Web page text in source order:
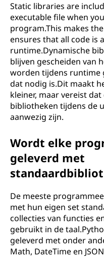
Static libraries are
executable file when
program.This makes
ensures that all code is
runtime.Dynamische
blijven gescheiden van
worden tijdens runtime
dat nodig is.Dit maakt
kleiner, maar vereist
bibliotheken tijdens de
aanwezig zijn.
Wordt elke
geleverd met
De meeste
met hun eigen set
collecties van functies
gebruikt in de
geleverd met onder
Math, DateTime en